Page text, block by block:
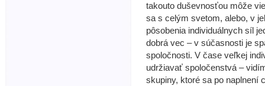
takouto duševnosťou môže
sa s celým svetom, alebo, v
pôsobenia individuálnych síl
dobrá vec – v súčasnosti je
spoločnosti. V čase veľkej
udržiavať spoločenstvá –
skupiny, ktoré sa po naplnení